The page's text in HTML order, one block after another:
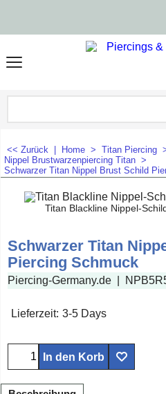
<< Zurück Home > Titan Piercing
Nippel Brustwarzenpiercing Titan >
Schwarzer Titan Nippel Brust Schild
Titan Blackline Nippel-
Schwarzer Titan
Piercing Schmuck
Piercing-Germany.de
Lieferzeit: 3-5 Days
In den Korb